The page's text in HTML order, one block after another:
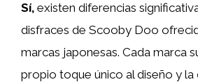
Sí, existen diferencias
disfraces de Scooby Doo
marcas japonesas. Cada marca
propio toque único al diseño y la